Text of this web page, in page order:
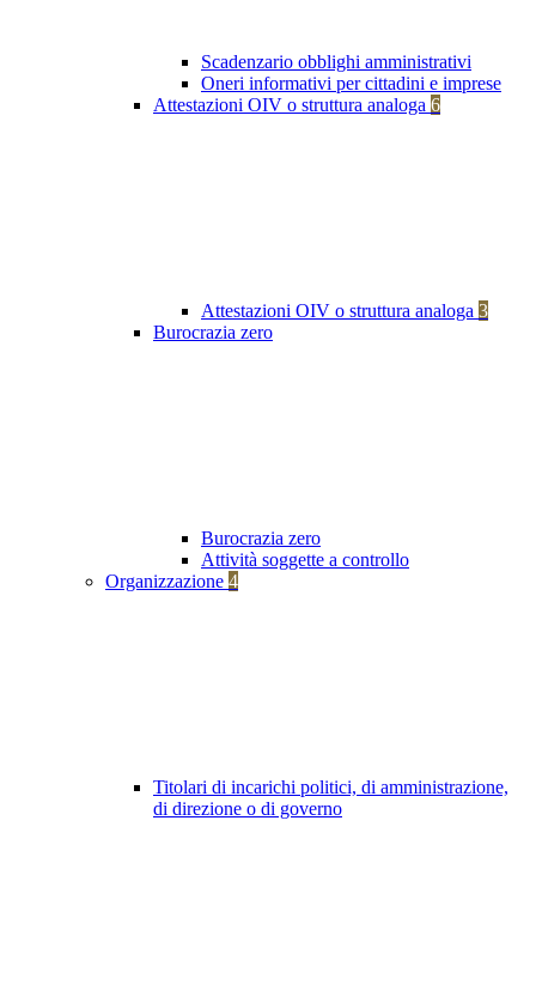
Scadenzario obblighi amministrativi
Oneri informativi per cittadini e imprese
Attestazioni OIV o struttura analoga 6
Attestazioni OIV o struttura analoga 3
Burocrazia zero
Burocrazia zero
Attività soggette a controllo
Organizzazione 4
Titolari di incarichi politici, di amministrazione,
di direzione o di governo